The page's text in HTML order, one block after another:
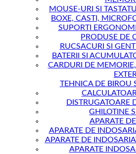
MOUSE-URI SI
BOXE, CASTI,
SUPORTI
PRODUSE DE
RUCSACURI SI
BATERII SI
CARDURI DE
TEHNICA DE BIROU
DISTRUGATOARE
GHILOTINE
APARATE
APARATE DE
APARATE DE
APARATE